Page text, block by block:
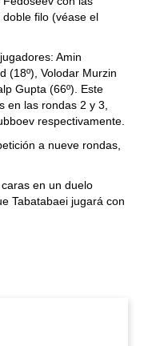
filo (véase el
Amin
(18º), Volodar Murzin
Gupta (66º). Este
en las rondas 2 y 3,
respectivamente.
a nueve rondas,
en un duelo
Tabatabaei jugará con